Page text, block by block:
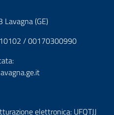
(GE)
/ 00170300990
elettronica: UFQTJJ